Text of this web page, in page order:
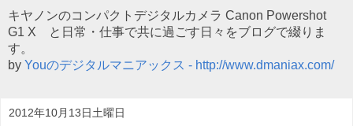
キヤノンのコンパクトデジタルカメラ Canon Powershot
G1 X と日常・仕事で共に過ごす日々をブログで綴りま
す。
by Youのデジタルマニアックス - http://www.dmaniax.com/
2012年10月13日土曜日